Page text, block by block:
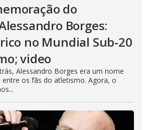
do
Borges:
no Mundial Sub-20
video
Alessandro Borges era um nome
entre os fãs do atletismo. Agora, o